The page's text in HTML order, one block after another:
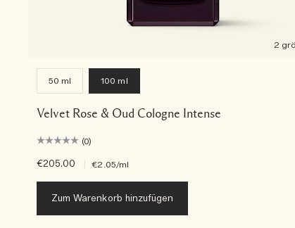
2
50 ml 100 ml
Velvet Rose & Oud Cologne Intense
(0)
€205.00 €2.05/ml
Zum Warenkorb hinzufügen